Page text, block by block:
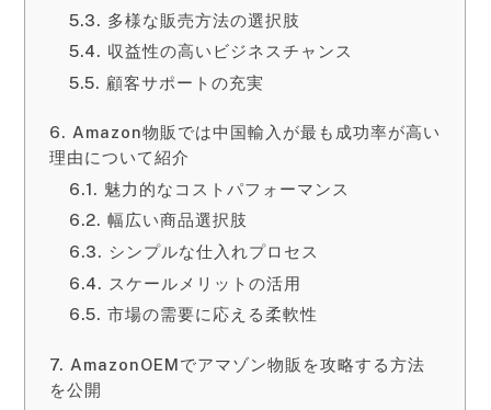
多様な販売方法の選択肢
収益性の高いビジネスチャンス
顧客サポートの充実
Amazon物販では中国輸入が最も成功率が高い
理由について紹介
魅力的なコストパフォーマンス
幅広い商品選択肢
シンプルな仕入れプロセス
スケールメリットの活用
市場の需要に応える柔軟性
AmazonOEMでアマゾン物販を攻略する方法
を公開